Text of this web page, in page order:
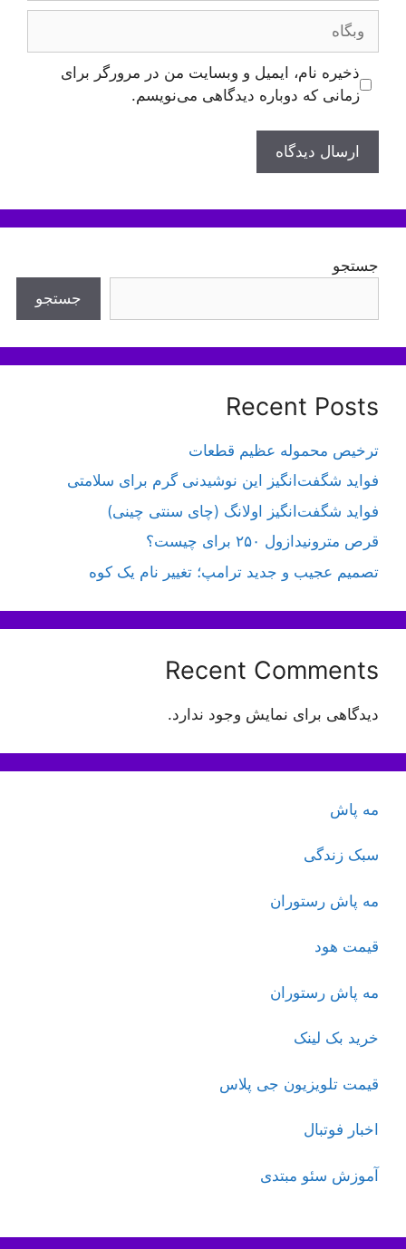
وبگاه
ذخیره نام، ایمیل و وبسایت من در مرورگر برای
زمانی که دوباره دیدگاهی می‌نویسم.
جستجو
جستجو
Recent Posts
ترخیص محموله عظیم قطعات
فواید شگفت‌انگیز این نوشیدنی گرم برای سلامتی
فواید شگفت‌انگیز اولانگ (چای سنتی چینی)
قرص مترونیدازول ۲۵۰ برای چیست؟
تصمیم عجیب و جدید ترامپ؛ تغییر نام یک کوه
Recent Comments
دیدگاهی برای نمایش وجود ندارد.
مه پاش
سبک زندگی
مه پاش رستوران
قیمت هود
مه پاش رستوران
خرید بک لینک
قیمت تلویزیون جی پلاس
اخبار فوتبال
آموزش سئو مبتدی